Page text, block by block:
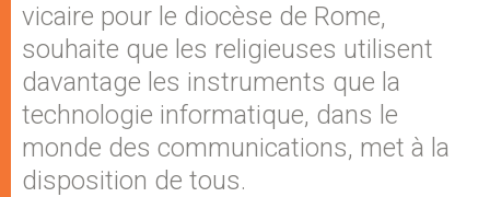
vicaire pour le diocèse de Rome,
souhaite que les religieuses utilisent
davantage les instruments que la
technologie informatique, dans le
monde des communications, met à la
disposition de tous.